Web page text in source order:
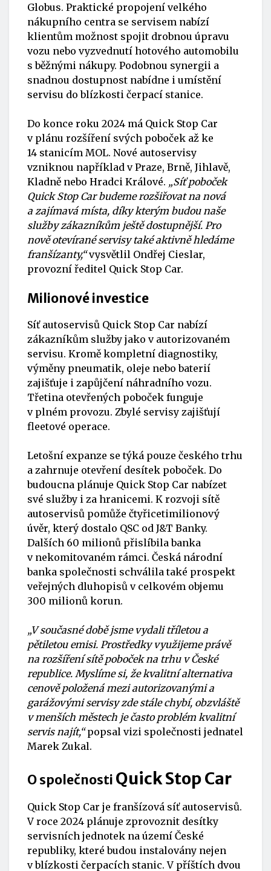
Globus. Praktické propojení velkého
nákupního centra se servisem nabízí
klientům možnost spojit drobnou úpravu
vozu nebo vyzvednutí hotového automobilu
s běžnými nákupy. Podobnou synergii a
snadnou dostupnost nabídne i umístění
servisu do blízkosti čerpací stanice.
Do konce roku 2024 má Quick Stop Car
v plánu rozšíření svých poboček až ke
14 stanicím MOL. Nové autoservisy
vzniknou například v Praze, Brně, Jihlavě,
Kladně nebo Hradci Králové. „Síť poboček
Quick Stop Carbudeme rozšiřovat na nová
a zajímavá místa, díky kterým budou naše
služby zákazníkům ještě dostupnější. Pro
nově otevírané servisy také aktivně hledáme
franšízanty,“vysvětlil Ondřej Cieslar,
provozní ředitel Quick Stop Car.
Milionové investice
Síť autoservisů Quick Stop Car nabízí
zákazníkům služby jako v autorizovaném
servisu. Kromě kompletní diagnostiky,
výměny pneumatik, oleje nebo baterií
zajišťuje i zapůjčení náhradního vozu.
Třetina otevřených poboček funguje
v plném provozu. Zbylé servisy zajišťují
fleetové operace.
Letošní expanze se týká pouze českého trhu
a zahrnuje otevření desítek poboček. Do
budoucna plánuje Quick Stop Car nabízet
své služby i za hranicemi. K rozvoji sítě
autoservisů pomůže čtyřicetimilionový
úvěr, který dostalo QSC od J&T Banky.
Dalších 60 milionů přislíbila banka
v nekomitovaném rámci. Česká národní
banka společnosti schválila také prospekt
veřejných dluhopisů v celkovém objemu
300 milionů korun.
„V současné době jsme vydali tříletou a
pětiletou emisi. Prostředky využijeme právě
na rozšíření sítě poboček na trhu v České
republice. Myslíme si, že kvalitní alternativa
cenově položená mezi autorizovanými a
garážovými servisy zde stále chybí, obzvláště
v menších městech je často problém kvalitní
servis najít,“popsal vizi společnosti jednatel
Marek Zukal.
O společnosti Quick Stop Car
Quick Stop Car je franšízová síť autoservisů.
V roce 2024 plánuje zprovoznit desítky
servisních jednotek na území České
republiky, které budou instalovány nejen
v blízkosti čerpacích stanic. V příštích dvou